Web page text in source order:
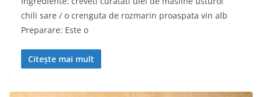
chili sare / o crenguta de rozmarin proaspata vin alb
Preparare: Este o
Citește mai mult